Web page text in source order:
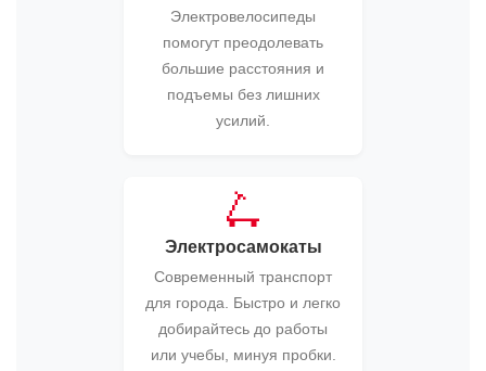
Электровелосипеды
помогут преодолевать
большие расстояния и
подъемы без лишних
усилий.
🛴
Электросамокаты
Современный транспорт
для города. Быстро и легко
добирайтесь до работы
или учебы, минуя пробки.